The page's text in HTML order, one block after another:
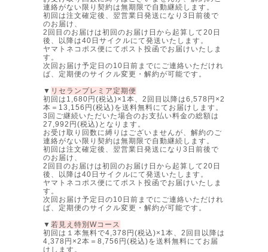
連絡がない限り契約は無期限で自動継続します。
初回は注文確定後、翌営業日発送になり3日前後で
のお届け、
2回目のお届けは初回のお届け日から起算して20日
後、以降は40日サイクルにて発送いたします。
ヤマトネコポス便にてポスト投函でお届けいたしま
す。
次回お届け予定日の10日前までにご連絡いただけれ
ば、定期便のサイクル変更・解約が可能です。
▼ リセランプレミア定期便
初回は1,680円(税込)×1本、2回目以降は6,578円×2
本＝13,156円(税込)を送料無料にてお届けします。
3回ご継続いただいた場合のお支払い料金の総額は
27,992円(税込)となります。
お受け取り回数に縛りはございませんが、解約のご
連絡がない限り契約は無期限で自動継続します。
初回は注文確定後、翌営業日発送になり3日前後で
のお届け、
2回目のお届けは初回のお届け日から起算して20日
後、以降は40日サイクルにて発送いたします。
ヤマトネコポス便にてポスト投函でお届けいたしま
す。
次回お届け予定日の10日前までにご連絡いただけれ
ば、定期便のサイクル変更・解約が可能です。
▼ 若見え特別Wコース
初回は１本無料で4,378円(税込)×1本、2回目以降は
4,378円×2本＝8,756円(税込)を送料無料にてお届
けします。